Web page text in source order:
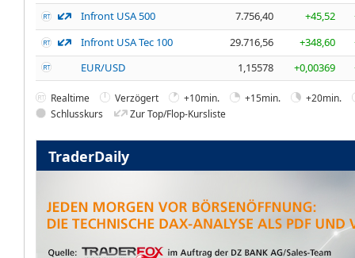
Infront USA 500
7.756,40 +45,52
Infront USA Tec 100
29.716,56 +348,60
EUR/USD
1,15578 +0,00369
Realtime Verzögert +10min. +15min.
+20min.
Schlusskurs
Zur Top/Flop-Kursliste
TraderDaily